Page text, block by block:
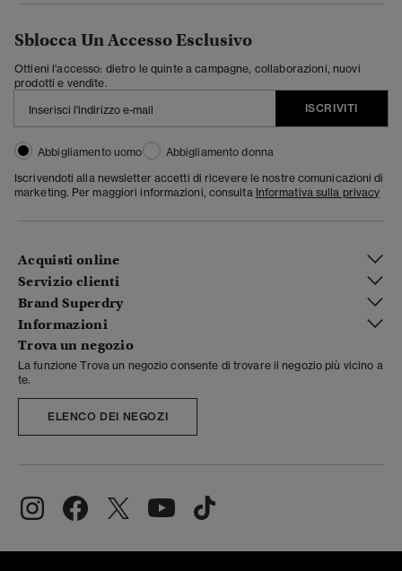
Sblocca Un Accesso Esclusivo
Ottieni l'accesso: dietro le quinte a campagne, collaborazioni, nuovi
prodotti e vendite.
ISCRIVITI
Abbigliamento uomo
Abbigliamento donna
Iscrivendoti alla newsletter accetti di ricevere le nostre comunicazioni di
marketing. Per maggiori informazioni, consulta Informativa sulla privacy
Acquisti online
Servizio clienti
Brand Superdry
Informazioni
Trova un negozio
La funzione Trova un negozio consente di trovare il negozio più vicino a
te.
ELENCO DEI NEGOZI